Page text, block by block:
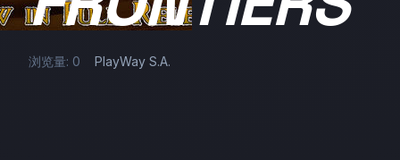
浏览量: 0 PlayWay S.A.